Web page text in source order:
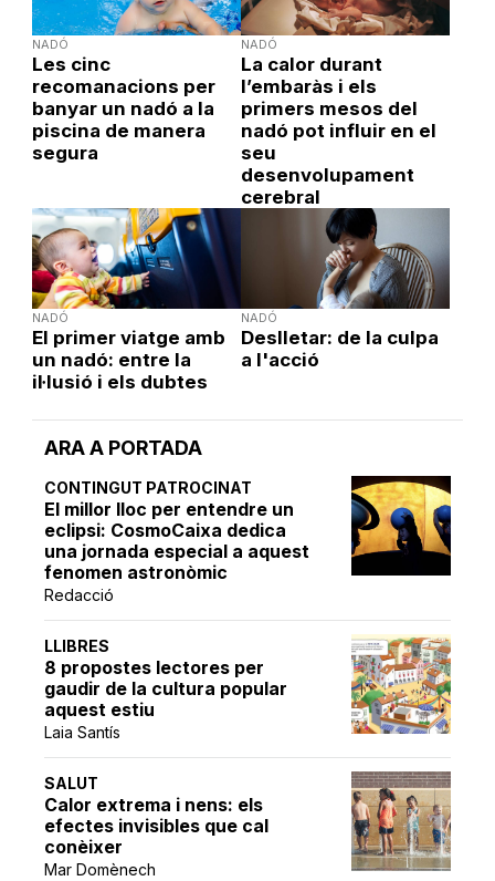
ARA A PORTADA
CONTINGUT PATROCINAT
El millor lloc per entendre un
eclipsi: CosmoCaixa dedica
una jornada especial a aquest
fenomen astronòmic
Redacció
LLIBRES
8 propostes lectores per
gaudir de la cultura popular
aquest estiu
Laia Santís
SALUT
Calor extrema i nens: els
efectes invisibles que cal
conèixer
Mar Domènech
NADÓ
Les cinc
recomanacions per
banyar un nadó a la
piscina de manera
segura
NADÓ
La calor durant
l’embaràs i els
primers mesos del
nadó pot influir en el
seu
desenvolupament
cerebral
NADÓ
El primer viatge amb
un nadó: entre la
il·lusió i els dubtes
NADÓ
Deslletar: de la culpa
a l'acció